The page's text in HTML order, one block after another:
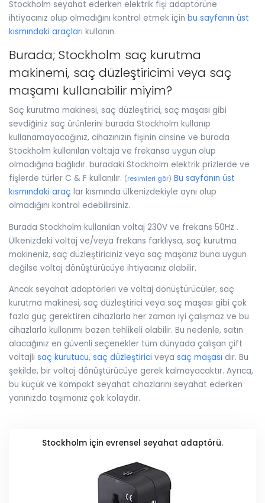
Stockholm seyahat ederken elektrik fişi adaptörüne
ihtiyacınız olup olmadığını kontrol etmek için bu sayfanın üst
kısmındaki araçları kullanın.
Burada; Stockholm saç kurutma
makinemi, saç düzleştiricimi veya saç
maşamı kullanabilir miyim?
Saç kurutma makinesi, saç düzleştirici, saç maşası gibi
sevdiğiniz saç ürünlerini burada Stockholm kullanıp
kullanamayacağınız, cihazınızın fişinin cinsine ve burada
Stockholm kullanılan voltaja ve frekansa uygun olup
olmadığına bağlıdır. buradaki Stockholm elektrik prizlerde ve
fişlerde türler C & F kullanılır. (resimleri gör) Bu sayfanın üst
kısmındaki araç lar kısmında ülkenizdekiyle aynı olup
olmadığını kontrol edebilirsiniz.
Burada Stockholm kullanılan voltaj 230V ve frekans 50Hz .
Ülkenizdeki voltaj ve/veya frekans farklıysa, saç kurutma
makineniz, saç düzleştiriciniz veya saç maşanız buna uygun
değilse voltaj dönüştürücüye ihtiyacınız olabilir.
Ancak seyahat adaptörleri ve voltaj dönüştürücüler, saç
kurutma makinesi, saç düzleştirici veya saç maşası gibi çok
fazla güç gerektiren cihazlarla her zaman iyi çalışmaz ve bu
cihazlarla kullanımı bazen tehlikeli olabilir. Bu nedenle, satın
alacağınız en güvenli seçenekler tüm dünyada çalışan çift
voltajlı saç kurutucu, saç düzleştirici veya saç maşası dır. Bu
şekilde, bir voltaj dönüştürücüye gerek kalmayacaktır. Ayrıca,
bu küçük ve kompakt seyahat cihazlarını seyahat ederken
yanınızda taşımanız çok kolaydır.
Stockholm için evrensel seyahat adaptörü.